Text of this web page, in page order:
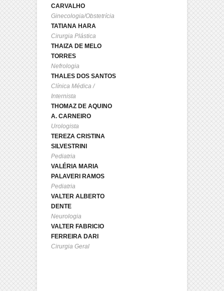
CARVALHO
Ginecologia/Obstetrícia
TATIANA HARA
Cirurgia Plástica
THAIZA DE MELO
TORRES
Nefrologia
THALES DOS SANTOS
Clínica Médica /
Internista
THOMAZ DE AQUINO
A. CARNEIRO
Urologista
TEREZA CRISTINA
SILVESTRINI
Pediatria
VALÉRIA MARIA
PALAVERI RAMOS
Pediatria
VALTER ALBERTO
DENTE
Neurologia
VALTER FABRICIO
FERREIRA DARI
Cirurgia Geral